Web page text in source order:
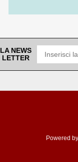
LA NEWS
LETTER
Powered